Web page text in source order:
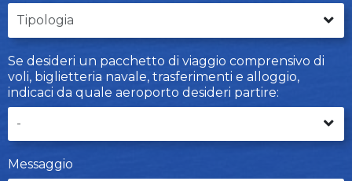
Se desideri un pacchetto di viaggio comprensivo di
voli, biglietteria navale, trasferimenti e alloggio,
indicaci da quale aeroporto desideri partire:
Messaggio